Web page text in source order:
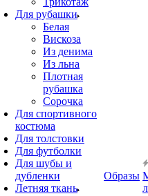
Для рубашки
Белая
Вискоза
Из денима
Из льна
Плотная
рубашка
Сорочка
Для спортивного
костюма
Для толстовки
Для футболки
Для шубы и
дубленки
Летняя ткань
Образы